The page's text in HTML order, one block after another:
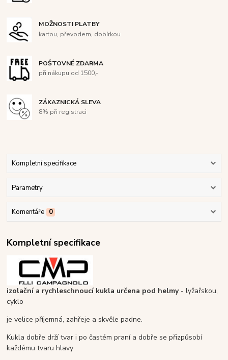
MOŽNOSTI PLATBY
kartou, převodem, dobírkou
POŠTOVNÉ ZDARMA
při nákupu od 1500,-
ZÁKAZNICKÁ SLEVA
8% při registraci
Kompletní specifikace
Parametry
Komentáře 0
Kompletní specifikace
izolační a rychleschnoucí kukla určena pod helmy- lyžařskou,
cyklo
je velice příjemná, zahřeje a skvěle padne.
Kukla dobře drží tvar i po častém praní a dobře se přizpůsobí
každému tvaru hlavy